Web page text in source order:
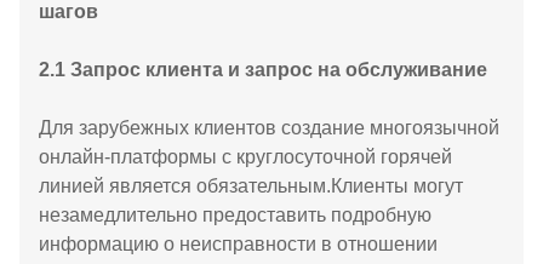
шагов
2.1 Запрос клиента и запрос на обслуживание
Для зарубежных клиентов создание многоязычной
онлайн-платформы с круглосуточной горячей
линией является обязательным.Клиенты могут
незамедлительно предоставить подробную
информацию о неисправности в отношении